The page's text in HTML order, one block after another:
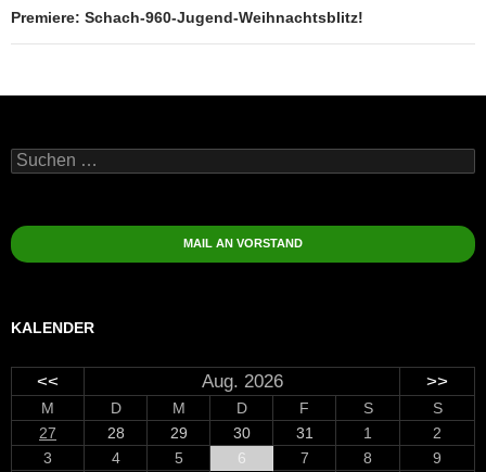
Premiere: Schach-960-Jugend-Weihnachtsblitz!
Suchen
nach:
MAIL AN VORSTAND
KALENDER
<< Aug. 2026 >>
M D M D F S
S
27
28 29 30 31 1
2
3
4 5 6 7 8
9